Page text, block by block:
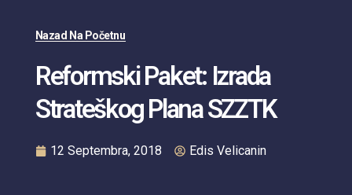
Nazad Na Početnu
Reformski Paket: Izrada
Strateškog Plana SZZTK
12 Septembra, 2018 Edis Velicanin